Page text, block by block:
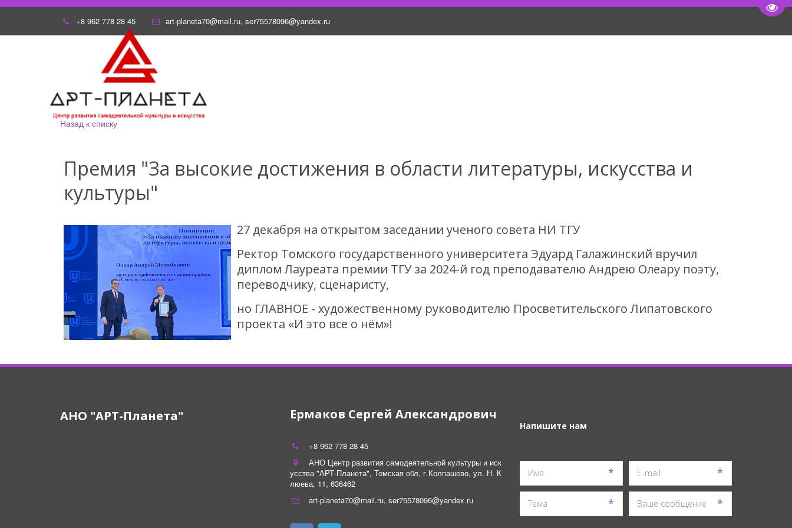
+8 962 778 28 45 art-planeta70@mail.ru, ser75578096@yandex.ru
Назад к списку
Премия "За высокие достижения в области литературы, искусства и
культуры"
27 декабря на открытом заседании ученого совета НИ ТГУ
Ректор Томского государственного университета Эдуард Галажинский вручил
диплом Лауреата премии ТГУ за 2024-й год преподавателю Андрею Олеару поэту,
переводчику, сценаристу,
но ГЛАВНОЕ - художественному руководителю Просветительского Липатовского
проекта «И это все о нём»!
АНО "АРТ-Планета" Ермаков Сергей Александрович
+8 962 778 28 45
АНО Центр развития самодеятельной культуры и иск
усства "АРТ-Планета", Томская обл, г.Колпашево, ул. Н. К
люева, 11, 636462
art-planeta70@mail.ru, ser75578096@yandex.ru
Напишите нам
* *
* *